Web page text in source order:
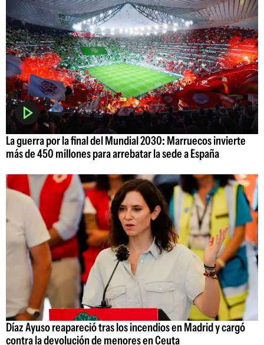
La guerra por la final del Mundial 2030: Marruecos invierte
más de 450 millones para arrebatar la sede a España
Díaz Ayuso reapareció tras los incendios en Madrid y cargó
contra la devolución de menores en Ceuta